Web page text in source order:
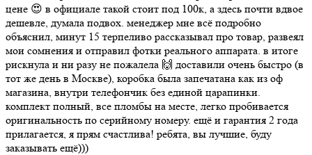
цене 😍 в официале такой стоит под 100к, а здесь почти вдвое
дешевле, думала подвох. менеджер мне всё подробно
объяснил, минут 15 терпеливо рассказывал про товар, развеял
мои сомнения и отправил фотки реального аппарата. в итоге
рискнула и ни разу не пожалела 🙌 доставили очень быстро (в
тот же день в Москве), коробка была запечатана как из оф
магазина, внутри телефончик без единой царапинки.
комплект полный, все пломбы на месте, легко пробивается
оригинальность по серийному номеру. ещё и гарантия 2 года
прилагается, я прям счастлива! ребята, вы лучшие, буду
заказывать ещё)))